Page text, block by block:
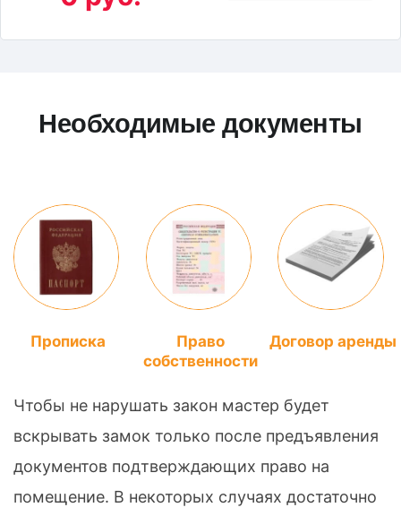
Необходимые документы
Прописка
Право
собственности
Договор аренды
Чтобы не нарушать закон мастер будет
вскрывать замок только после предъявления
документов подтверждающих право на
помещение. В некоторых случаях достаточно